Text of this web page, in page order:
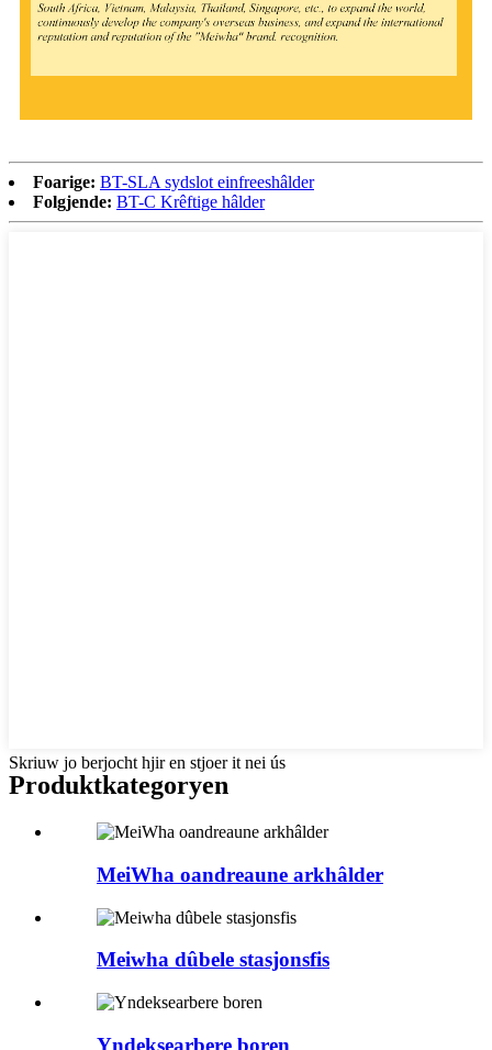
Foarige: BT-SLA sydslot einfreeshâlder
Folgjende: BT-C Krêftige hâlder
Skriuw jo berjocht hjir en stjoer it nei ús
Produktkategoryen
MeiWha oandreaune arkhâlder
Meiwha dûbele stasjonsfis
Yndeksearbere boren